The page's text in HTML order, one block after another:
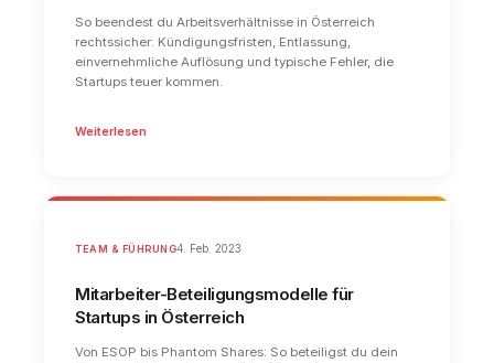
So beendest du Arbeitsverhältnisse in Österreich
rechtssicher: Kündigungsfristen, Entlassung,
einvernehmliche Auflösung und typische Fehler, die
Startups teuer kommen.
Weiterlesen
TEAM & FÜHRUNG4. Feb. 2023
Mitarbeiter-Beteiligungsmodelle für
Startups in Österreich
Von ESOP bis Phantom Shares: So beteiligst du dein